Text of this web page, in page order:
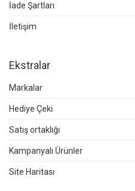
İade Şartları
İletişim
Ekstralar
Markalar
Hediye Çeki
Satış ortaklığı
Kampanyalı Ürünler
Site Haritası